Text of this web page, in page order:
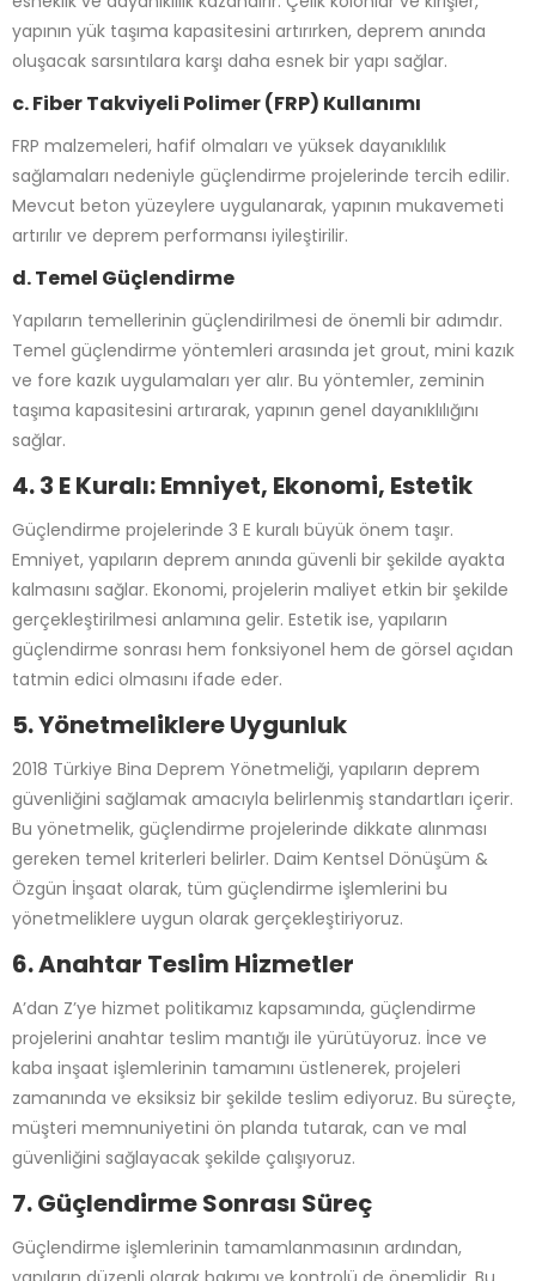
yapının yük taşıma kapasitesini artırırken, deprem anında
oluşacak sarsıntılara karşı daha esnek bir yapı sağlar.
c. Fiber Takviyeli Polimer (FRP) Kullanımı
FRP malzemeleri, hafif olmaları ve yüksek dayanıklılık
sağlamaları nedeniyle güçlendirme projelerinde tercih edilir.
Mevcut beton yüzeylere uygulanarak, yapının mukavemeti
artırılır ve deprem performansı iyileştirilir.
d. Temel Güçlendirme
Yapıların temellerinin güçlendirilmesi de önemli bir adımdır.
Temel güçlendirme yöntemleri arasında jet grout, mini kazık
ve fore kazık uygulamaları yer alır. Bu yöntemler, zeminin
taşıma kapasitesini artırarak, yapının genel dayanıklılığını
sağlar.
4. 3 E Kuralı: Emniyet, Ekonomi, Estetik
Güçlendirme projelerinde 3 E kuralı büyük önem taşır.
Emniyet, yapıların deprem anında güvenli bir şekilde ayakta
kalmasını sağlar. Ekonomi, projelerin maliyet etkin bir şekilde
gerçekleştirilmesi anlamına gelir. Estetik ise, yapıların
güçlendirme sonrası hem fonksiyonel hem de görsel açıdan
tatmin edici olmasını ifade eder.
5. Yönetmeliklere Uygunluk
2018 Türkiye Bina Deprem Yönetmeliği, yapıların deprem
güvenliğini sağlamak amacıyla belirlenmiş standartları içerir.
Bu yönetmelik, güçlendirme projelerinde dikkate alınması
gereken temel kriterleri belirler. Daim Kentsel Dönüşüm &
Özgün İnşaat olarak, tüm güçlendirme işlemlerini bu
yönetmeliklere uygun olarak gerçekleştiriyoruz.
6. Anahtar Teslim Hizmetler
A’dan Z’ye hizmet politikamız kapsamında, güçlendirme
projelerini anahtar teslim mantığı ile yürütüyoruz. İnce ve
kaba inşaat işlemlerinin tamamını üstlenerek, projeleri
zamanında ve eksiksiz bir şekilde teslim ediyoruz. Bu süreçte,
müşteri memnuniyetini ön planda tutarak, can ve mal
güvenliğini sağlayacak şekilde çalışıyoruz.
7. Güçlendirme Sonrası Süreç
Güçlendirme işlemlerinin tamamlanmasının ardından,